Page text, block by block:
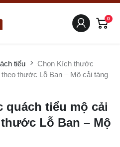
0
tiểu
Chọn Kích thước
thước Lỗ Ban – Mộ cải táng
tiểu mộ cải
Lỗ Ban – Mộ